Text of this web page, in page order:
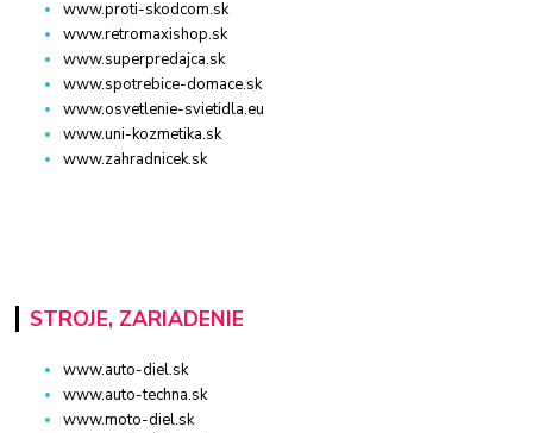
www.proti-skodcom.sk
www.retromaxishop.sk
www.superpredajca.sk
www.spotrebice-domace.sk
www.osvetlenie-svietidla.eu
www.uni-kozmetika.sk
www.zahradnicek.sk
STROJE, ZARIADENIE
www.auto-diel.sk
www.auto-techna.sk
www.moto-diel.sk